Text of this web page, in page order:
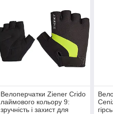
Велоперчатки Ziener Crido
лаймового кольору 9:
зручність і захист для